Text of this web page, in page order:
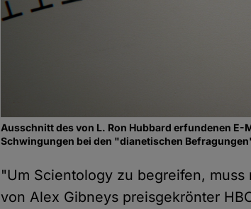
Ausschnitt des von L. Ron Hubbard erfundenen
Schwingungen bei den "dianetischen
"Um Scientology zu begreifen,
von Alex Gibneys preisgekrönter